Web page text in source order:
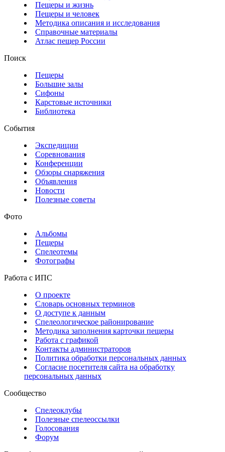
Пещеры и жизнь
Пещеры и человек
Методика описания и исследования
Справочные материалы
Атлас пещер России
Поиск
Пещеры
Большие залы
Сифоны
Карстовые источники
Библиотека
События
Экспедиции
Соревнования
Конференции
Обзоры снаряжения
Объявления
Новости
Полезные советы
Фото
Альбомы
Пещеры
Спелеотемы
Фотографы
Работа с ИПС
О проекте
Словарь основных терминов
О доступе к данным
Спелеологическое районирование
Методика заполнения карточки пещеры
Работа с графикой
Контакты администраторов
Политика обработки персональных данных
Согласие посетителя сайта на обработку
персональных данных
Сообщество
Спелеоклубы
Полезные спелеоссылки
Голосования
Форум